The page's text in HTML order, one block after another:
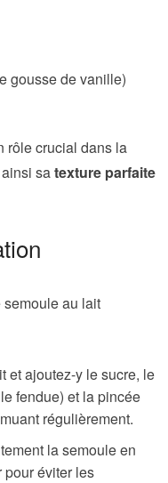
gousse de vanille)
rôle crucial dans la
satexture parfaite
au lait
et ajoutez-y le sucre, le
fendue) et la pincée
régulièrement.
la semoule en
pour éviter les